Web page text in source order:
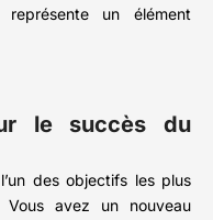
représente un élément
le succès du
des objectifs les plus
Vous avez un nouveau